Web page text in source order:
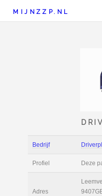
MIJNZZP.NL